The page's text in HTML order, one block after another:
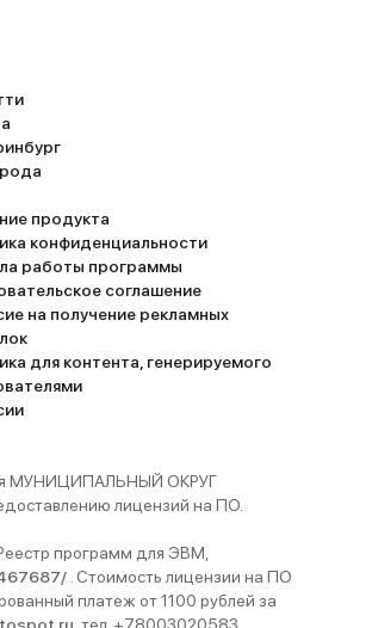
продукта
конфиденциальности
работы программы
соглашение
на получение рекламных
для контента, генерируемого
МУНИЦИПАЛЬНЫЙ ОКРУГ
лицензий на ПО.
программ для ЭВМ,
. Стоимость лицензии на ПО
платеж от 1100 рублей за